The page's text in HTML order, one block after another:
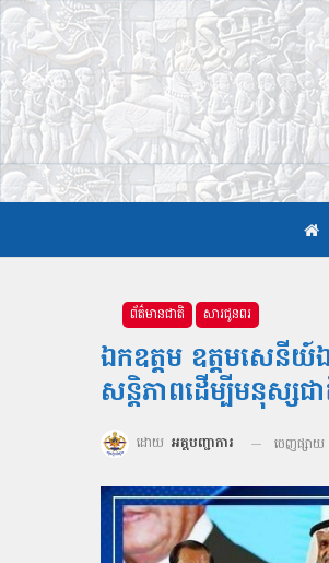
ព័ត៌មានជាតិ សារជូនពរ
ឯកឧត្ដម ឧត្ដមសេនី
សន្តិភាពដើម្បីមនុស្ស
ដោយ អគ្គបញ្ជាការ ចេញផ្សាយ